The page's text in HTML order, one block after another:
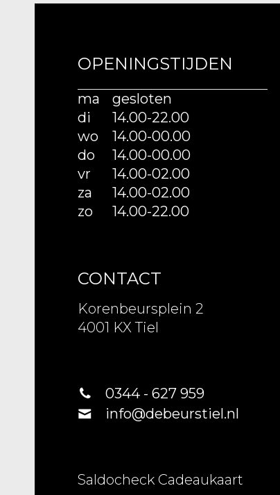
OPENINGSTIJDEN
ma
gesloten
di
14.00-22.00
wo
14.00-00.00
do
14.00-00.00
vr
14.00-02.00
za
14.00-02.00
zo
14.00-22.00
CONTACT
Korenbeursplein 2
4001 KX Tiel
0344 - 627 959
info@debeurstiel.nl
Saldocheck Cadeaukaart